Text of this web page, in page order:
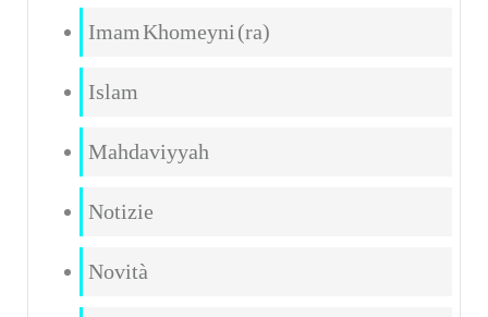
Imam Khomeyni (ra)
Islam
Mahdaviyyah
Notizie
Novità